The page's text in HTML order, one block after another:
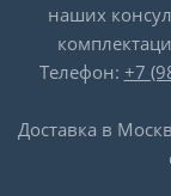
наших
Телефон: +7
Доставка в